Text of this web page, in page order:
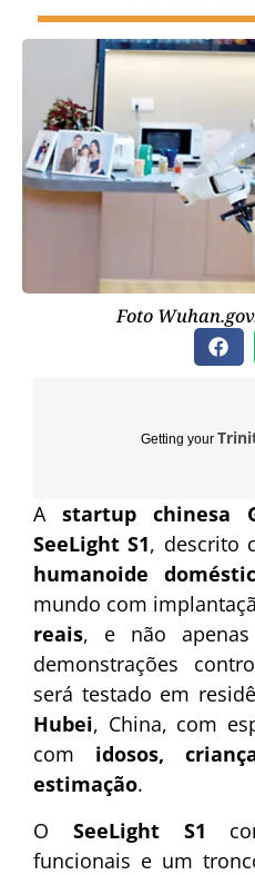
Foto
Getting your
A startup chinesa
SeeLight S1, descrito
humanoide
mundo com
reais, e não
demonstrações
será testado em
Hubei, China, com
com idosos,
estimação.
O SeeLight S1
funcionais e um